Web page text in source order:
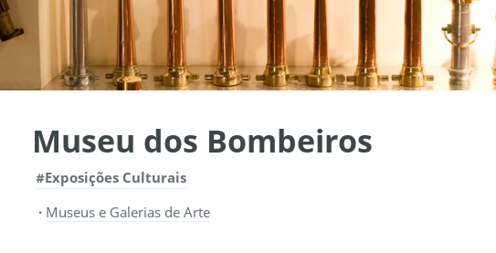
Museu dos Bombeiros
#Exposições Culturais
Museus e Galerias de Arte